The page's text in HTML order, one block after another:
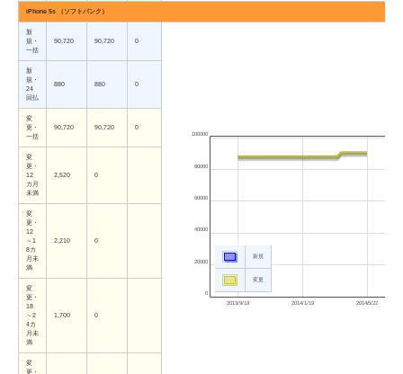
iPhone 5s （ソフトバンク）
新
規・
一括
90,720 90,720 0
2013/9/19 2014/1/19 2014/5/22
0
20000
40000
60000
80000
100000
新規
変更
新
規・
24
回払
880 880 0
変
更・
一括
90,720 90,720 0
変
更・
12
カ月
未満
2,520 0
変
更・
12
～1
8カ
月未
満
2,210 0
変
更・
18
～2
4カ
月未
満
1,700 0
変
更・